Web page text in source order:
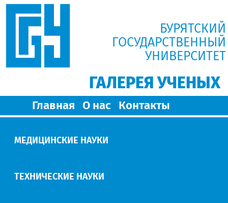
БУРЯТСКИЙ
ГОСУДАРСТВЕННЫЙ
УНИВЕРСИТЕТ
ГАЛЕРЕЯ УЧЕНЫХ
Главная О нас Контакты
МЕДИЦИНСКИЕ НАУКИ
ТЕХНИЧЕСКИЕ НАУКИ